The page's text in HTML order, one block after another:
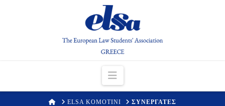
Navigation
HOMEELSA KOMOTINI ΣΥΝΕΡΓΑΤΕΣ